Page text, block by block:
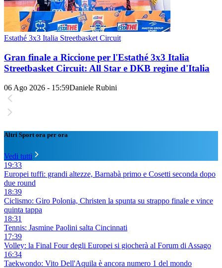
Estathé 3x3 Italia Streetbasket Circuit
Gran finale a Riccione per l'Estathé 3x3 Italia
Streetbasket Circuit: All Star e DKB regine d'Italia
06 Ago 2026 - 15:59Daniele Rubini
Altri Sport ora per ora
Vedi tutti
19:33
Europei tuffi: grandi altezze, Barnabà primo e Cosetti seconda dopo
due round
18:39
Ciclismo: Giro Polonia, Christen la spunta su strappo finale e vince
quinta tappa
18:31
Tennis: Jasmine Paolini salta Cincinnati
17:39
Volley: la Final Four degli Europei si giocherà al Forum di Assago
16:34
Taekwondo: Vito Dell'Aquila è ancora numero 1 del mondo